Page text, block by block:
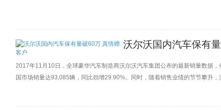
沃尔沃国内汽车保有
2017年11月10日，全球豪华汽车制造商沃尔沃汽车集团公布的最新销量数据
国市场销量达93,085辆，同比劲增29.90%。同时，随着销售业绩的节节攀升